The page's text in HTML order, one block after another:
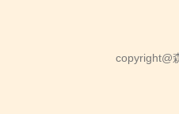
copyright@